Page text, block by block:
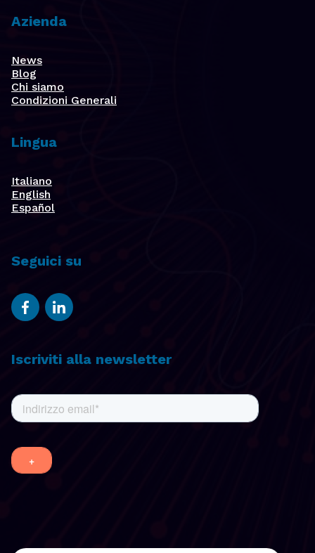
Azienda
News
Blog
Chi siamo
Condizioni Generali
Lingua
Italiano
English
Español
Seguici su
Iscriviti alla newsletter